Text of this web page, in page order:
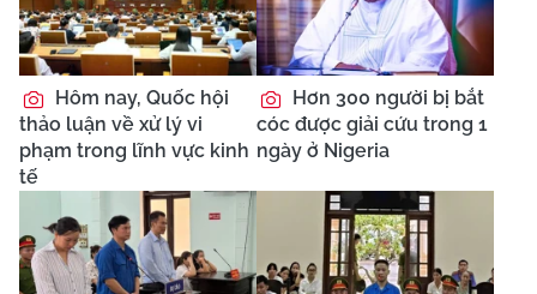
Hôm nay, Quốc hội
thảo luận về xử lý vi
phạm trong lĩnh vực kinh
tế
Hơn 300 người bị bắt
cóc được giải cứu trong 1
ngày ở Nigeria